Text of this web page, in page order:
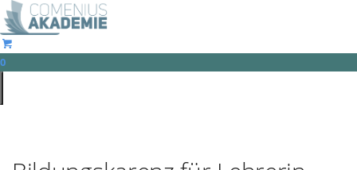
Comeniusakademie
0
main